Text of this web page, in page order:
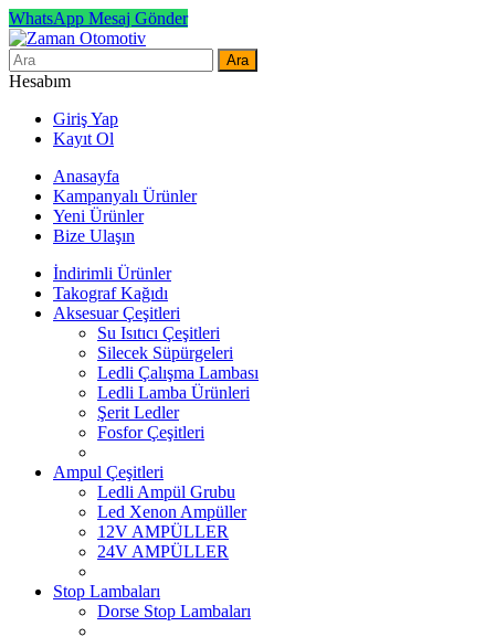
WhatsApp Mesaj Gönder
Ara
Hesabım
Giriş Yap
Kayıt Ol
Anasayfa
Kampanyalı Ürünler
Yeni Ürünler
Bize Ulaşın
İndirimli Ürünler
Takograf Kağıdı
Aksesuar Çeşitleri
Su Isıtıcı Çeşitleri
Silecek Süpürgeleri
Ledli Çalışma Lambası
Ledli Lamba Ürünleri
Şerit Ledler
Fosfor Çeşitleri
Ampul Çeşitleri
Ledli Ampül Grubu
Led Xenon Ampüller
12V AMPÜLLER
24V AMPÜLLER
Stop Lambaları
Dorse Stop Lambaları